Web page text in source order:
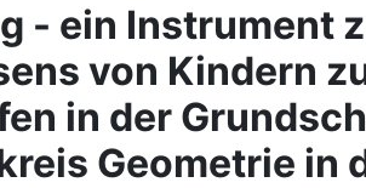
- ein Instrument
von Kindern
in der
Geometrie in